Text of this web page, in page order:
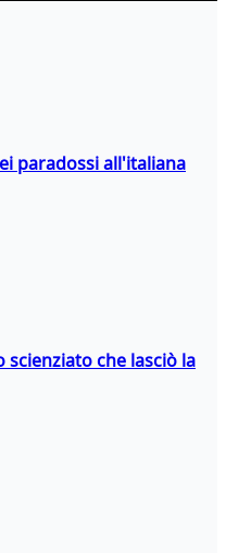
paradossi all'italiana
scienziato che lasciò la